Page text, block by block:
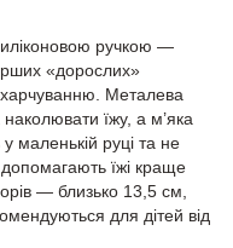
ручкою —
«дорослих»
харчуванню. Металева
їжу, а м’яка
маленькій руці та не
їжі краще
— близько 13,5 см,
для дітей від